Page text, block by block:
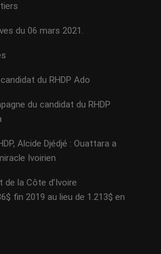
du 06 mars 2021.
du RHDP Ado
du candidat du RHDP
Alcide Djédjé : Ouattara a
Ivoirien
de la Côte d’Ivoire
fin 2019 au lieu de 1.213$ en